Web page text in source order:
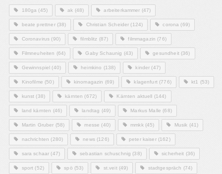
180ga (45) ak (48) arbeiterkammer (47)
beate prettner(38) Christian Scheider (124) corona (69)
Coronavirus (90) filmblitz (87) filmmagazin (76)
Filmneuheiten (64) Gaby Schaunig (43) gesundheit(36)
Gewinnspiel (40) heimkino (138) kinder (47)
Kinofilme (50) kinomagazin (69) klagenfurt(776) kt1 (53)
kunst (38) kärnten (672) Kärnten aktuell (144)
land kärnten (46) landtag (49) Markus Malle (68)
Martin Gruber (58) messe (40) mmkk(45) Musik (41)
nachrichten (280) news(126) peter kaiser(162)
sara schaar (47) sebastian schuschnig (38) sicherheit (36)
sport (52) spö (53) st.veit(49) stadtgespräch (74)